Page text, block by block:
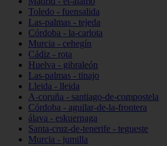
Toledo - fuensalida
Las-palmas - tejeda
Córdoba - la-carlota
Murcia - cehegín
Cádiz - rota
Huelva - gibraleón
Las-palmas - tinajo
Lleida - lleida
A-coruña - santiago-de-compostela
Córdoba - aguilar-de-la-frontera
álava - eskuernaga
Santa-cruz-de-tenerife - tegueste
Murcia - jumilla